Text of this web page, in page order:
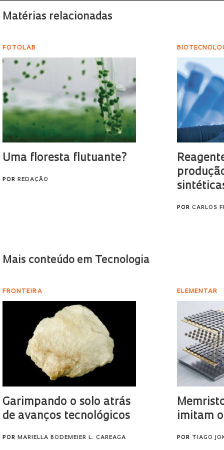
Matérias relacionadas
FOTOLAB
Uma floresta flutuante?
POR REDAÇÃO
PORCARLOS
Mais conteúdo em Tecnologia
FRONTEIRA
Garimpando o solo atrás
de avanços tecnológicos
POR MARIELLA BODEMEIER L. CAREAGA
ELEMENTAR
imitam
POR TIAGO